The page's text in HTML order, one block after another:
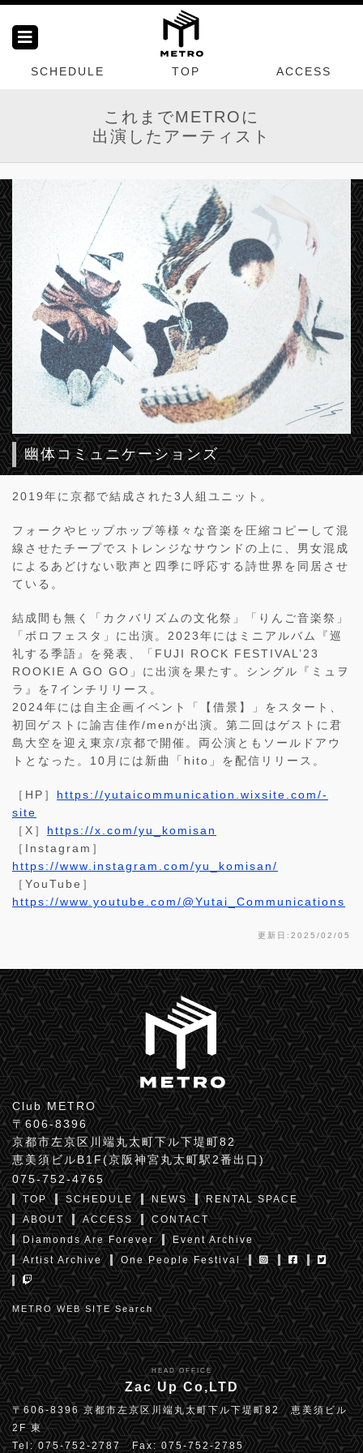
SCHEDULE TOP ACCESS
これまでMETROに
出演したアーティスト
幽体コミュニケーションズ
2019年に京都で結成された3人組ユニット。
フォークやヒップホップ等様々な音楽を圧縮コピーして混
線させたチープでストレンジなサウンドの上に、男女混成
によるあどけない歌声と四季に呼応する詩世界を同居させ
ている。
結成間も無く「カクバリズムの文化祭」「りんご音楽祭」
「ボロフェスタ」に出演。2023年にはミニアルバム『巡
礼する季語』を発表、「FUJI ROCK FESTIVAL’23
ROOKIE A GO GO」に出演を果たす。シングル『ミュヲ
ラ』を7インチリリース。
2024年には自主企画イベント「【借景】」をスタート、
初回ゲストに諭吉佳作/menが出演。第二回はゲストに君
島大空を迎え東京/京都で開催。両公演ともソールドアウ
トとなった。10月には新曲「hito」を配信リリース。
［HP］ https://yutaicommunication.wixsite.com/-
site
［X］ https://x.com/yu_komisan
［Instagram］
https://www.instagram.com/yu_komisan/
［YouTube］
https://www.youtube.com/@Yutai_Communications
更新日:2025/02/05
Club METRO
〒606-8396
京都市左京区川端丸太町下ル下堤町82
恵美須ビルB1F(京阪神宮丸太町駅2番出口)
075-752-4765
TOP SCHEDULE NEWS
RENTAL SPACE
ABOUT
ACCESS
CONTACT
Diamonds Are Forever
Event Archive
Artist Archive
One People Festival
METRO WEB SITE Search
HEAD OFFICE
Zac Up Co,LTD
〒606-8396 京都市左京区川端丸太町下ル下堤町82 恵美須ビル
2F 東
Tel: 075-752-2787 Fax: 075-752-2785